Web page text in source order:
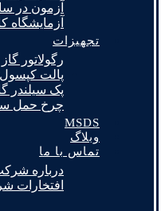
آزمون در
آزمایشگاه
تجهیزات
رگولاتور گاز
پالت
پک سیلندر
چرخ حمل
MSDS
وبلاگ
تماس با ما
درباره
افتخارات